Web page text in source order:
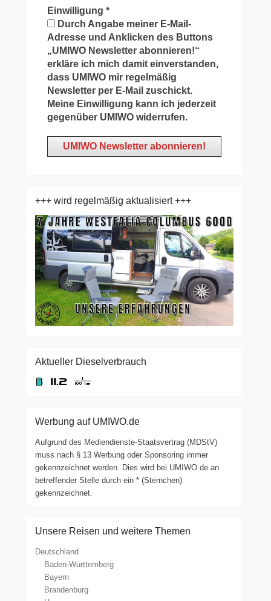
Einwilligung*
Durch Angabe meiner E-Mail-
Adresse und Anklicken des Buttons
„UMIWO Newsletter abonnieren!“
erkläre ich mich damit einverstanden,
dass UMIWO mir regelmäßig
Newsletter per E-Mail zuschickt.
Meine Einwilligung kann ich jederzeit
gegenüber UMIWO widerrufen.
+++ wird regelmäßig aktualisiert +++
Aktueller Dieselverbrauch
Werbung auf UMIWO.de
Aufgrund des Mediendienste-Staatsvertrag (MDStV)
muss nach § 13 Werbung oder Sponsoring immer
gekennzeichnet werden. Dies wird bei UMIWO.de an
betreffender Stelle durch ein * (Sternchen)
gekennzeichnet.
Unsere Reisen und weitere Themen
Deutschland
Baden-Württemberg
Bayern
Brandenburg